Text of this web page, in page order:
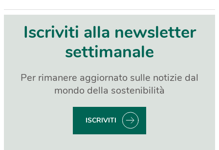
Iscriviti alla newsletter
settimanale
Per rimanere aggiornato sulle notizie dal
mondo della sostenibilità
ISCRIVITI